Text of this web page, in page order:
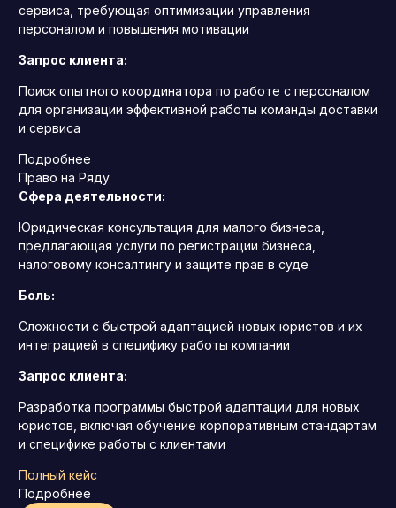
сервиса, требующая оптимизации управления
персоналом и повышения мотивации
Запрос клиента:
Поиск опытного координатора по работе с персоналом
для организации эффективной работы команды доставки
и сервиса
Подробнее
Право на Ряду
Сфера деятельности:
Юридическая консультация для малого бизнеса,
предлагающая услуги по регистрации бизнеса,
налоговому консалтингу и защите прав в суде
Боль:
Сложности с быстрой адаптацией новых юристов и их
интеграцией в специфику работы компании
Запрос клиента:
Разработка программы быстрой адаптации для новых
юристов, включая обучение корпоративным стандартам
и специфике работы с клиентами
Полный кейс
Подробнее